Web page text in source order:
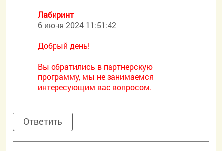
Лабиринт
6 июня 2024 11:51:42
Добрый день!
Вы обратились в партнерскую
программу, мы не занимаемся
интересующим вас вопросом.
Ответить